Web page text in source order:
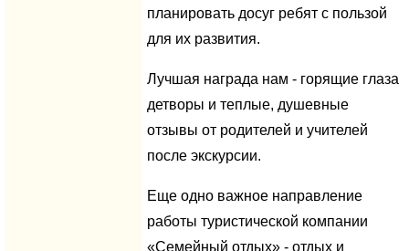
планировать досуг ребят с пользой
для их развития.
Лучшая награда нам - горящие глаза
детворы и теплые, душевные
отзывы от родителей и учителей
после экскурсии.
Еще одно важное направление
работы туристической компании
«Семейный отдых» - отдых и